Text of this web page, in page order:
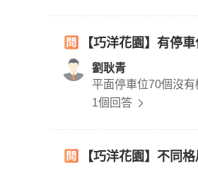
【巧洋花園】有停
劉耿青
平面停車位70個沒有
1個回答
【巧洋花園】不同